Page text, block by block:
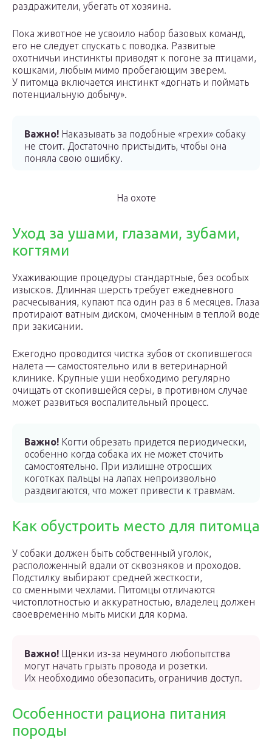
раздражители, убегать от хозяина.
Пока животное не усвоило набор базовых команд,
его не следует спускать с поводка. Развитые
охотничьи инстинкты приводят к погоне за птицами,
кошками, любым мимо пробегающим зверем.
У питомца включается инстинкт «догнать и поймать
потенциальную добычу».
Важно! Наказывать за подобные «грехи» собаку
не стоит. Достаточно пристыдить, чтобы она
поняла свою ошибку.
На охоте
Уход за ушами, глазами, зубами,
когтями
Ухаживающие процедуры стандартные, без особых
изысков. Длинная шерсть требует ежедневного
расчесывания, купают пса один раз в 6 месяцев. Глаза
протирают ватным диском, смоченным в теплой воде
при закисании.
Ежегодно проводится чистка зубов от скопившегося
налета — самостоятельно или в ветеринарной
клинике. Крупные уши необходимо регулярно
очищать от скопившейся серы, в противном случае
может развиться воспалительный процесс.
Важно! Когти обрезать придется периодически,
особенно когда собака их не может сточить
самостоятельно. При излишне отросших
коготках пальцы на лапах непроизвольно
раздвигаются, что может привести к травмам.
Как обустроить место для питомца
У собаки должен быть собственный уголок,
расположенный вдали от сквозняков и проходов.
Подстилку выбирают средней жесткости,
со сменными чехлами. Питомцы отличаются
чистоплотностью и аккуратностью, владелец должен
своевременно мыть миски для корма.
Важно! Щенки из-за неумного любопытства
могут начать грызть провода и розетки.
Их необходимо обезопасить, ограничив доступ.
Особенности рациона питания
породы